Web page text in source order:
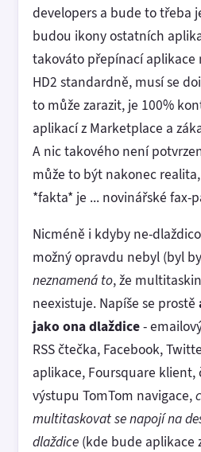
developers a bude to třeba
budou ikony ostatních
takováto přepínací aplikace
HD2 standardně, musí se
to může zarazit, je 100%
aplikací z Marketplace a
A nic takového není
může to být nakonec
*fakta* je ... novinářské fax-
Nicméně i kdyby ne-
možný opravdu nebyl (byl
neznamená to, že
neexistuje. Napíše se prostě
jako ona dlaždice-
RSS čtečka, Facebook,
aplikace, Foursquare klient,
výstupu TomTom navigace,
multitaskovat se napojí na
dlaždice (kde bude aplikace